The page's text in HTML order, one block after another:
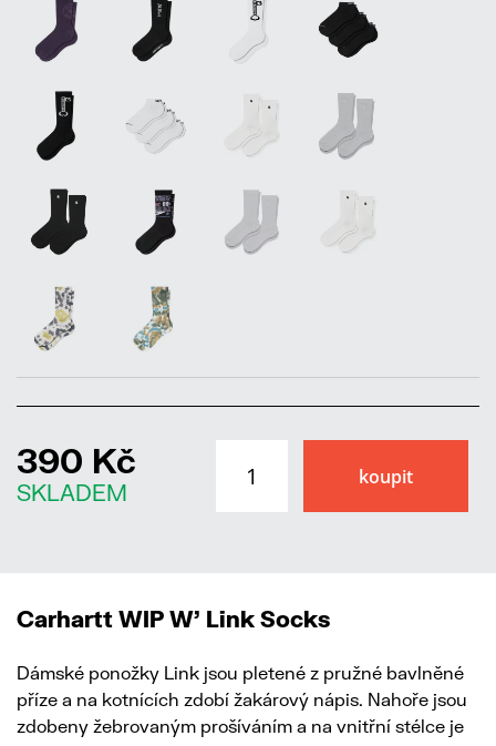
390 Kč
SKLADEM
Carhartt WIP W' Link Socks
Dámské ponožky Link jsou pletené z pružné bavlněné
příze a na kotnících zdobí žakárový nápis. Nahoře jsou
zdobeny žebrovaným prošíváním a na vnitřní stélce je